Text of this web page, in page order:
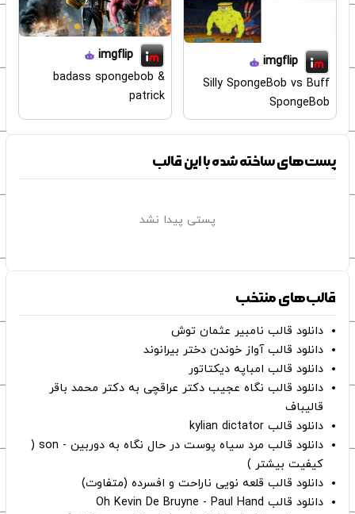
imgflip
Silly SpongeBob vs Buff
SpongeBob
imgflip
badass spongebob &
patrick
پست‌های ساخته شده با این قالب
پستی پیدا نشد
قالب‌های منتخب
دانلود قالب نامبیر عثمان ‌توش
دانلود قالب آواز خوندن دختر بیرانوند
دانلود قالب امباپه دیکتاتور
دانلود قالب نگاه عجیب دکتر عراقچی به دکتر محمد باقر
قالیباف
دانلود قالب kylian dictator
دانلود قالب مرد سیاه پوست در حال نگاه به دوربین - son (
کیفیت بیشتر )
دانلود قالب قلعه نویی ناراحت و افسرده (متفاوت)
دانلود قالب Oh Kevin De Bruyne - Paul Hand